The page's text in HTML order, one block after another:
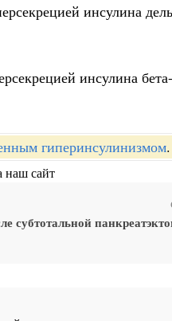
инсулина
инсулина
гиперинсулинизмом.
наш сайт
субтотальной